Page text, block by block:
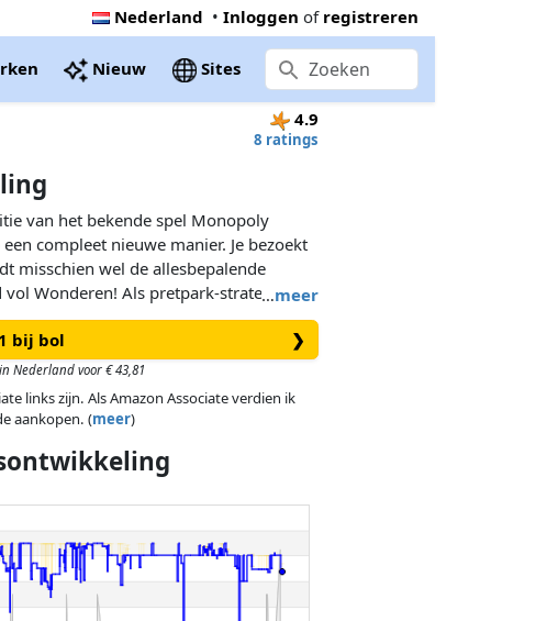
Nederland • Inloggen of registreren
Nieuw Sites
4.9
8 ratings
…meer
van het bekende spel Monopoly
compleet nieuwe manier. Je bezoekt
misschien wel de allesbepalende
Wonderen! Als pretpark-strateeg ben
succes van de Efteling. Je zorgt
mogelijk bekende attracties kan
jouw taak om met huisjes en hotels
overnachtingen aan te bieden.
de Kleine Boodschap- en
onverwachts gevaar op de loer liggen.
het spel!
bij bol ❯
Nederland voor € 43,81
links zijn. Als Amazon Associate verdien ik
aankopen. (meer)